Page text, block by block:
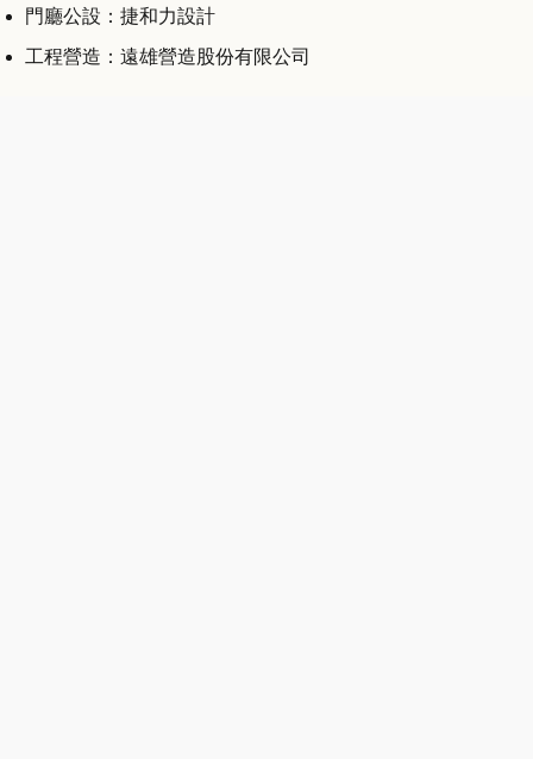
門廳公設：捷和力設計
工程營造：遠雄營造股份有限公司